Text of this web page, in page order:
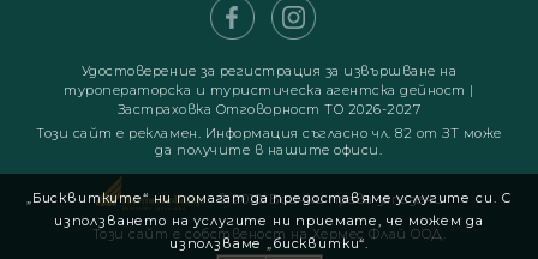
Удостоверение за регистрация за извършване на
туроператорска и туристическа агентска дейност |
Застраховка Отговорност ТО 2026-2027
Този сайт е рекламен. Информация съгласно чл. 82 от ЗТ може
да получите в нашите офиси.
© 2019. Всички права запазени
Този сайт е собственост на Хермес Флай ООД.
„Бисквитките“ ни помагат да предоставяме услугите си. С
използването на услугите ни приемате, че можем да
използваме „бисквитки“.